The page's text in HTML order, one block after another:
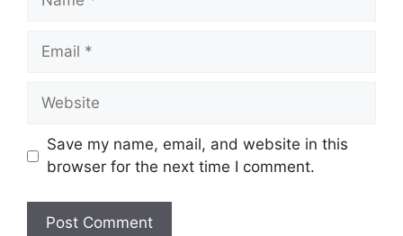
Email
Website
Save my name, email, and website in this
browser for the next time I comment.